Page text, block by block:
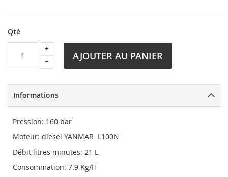
Qté
AJOUTER AU PANIER
Informations
Pression: 160 bar
Moteur: diesel YANMAR L100N
Débit litres minutes: 21 L
Consommation: 7.9 Kg/H